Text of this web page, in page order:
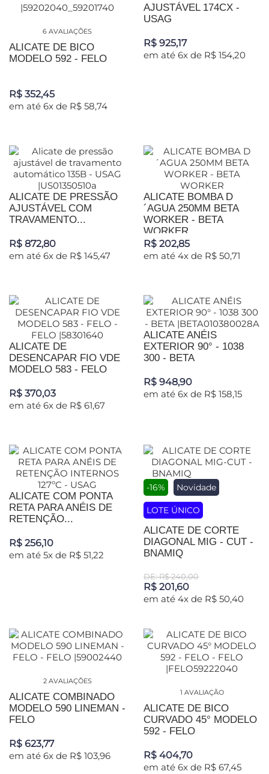
6 AVALIAÇÕES
ALICATE DE BICO
MODELO 592 - FELO
R$ 352,45
em até 6x de R$ 58,74
AJUSTÁVEL 174CX -
USAG
R$ 925,17
em até 6x de R$ 154,20
ALICATE DE PRESSÃO
AJUSTÁVEL COM
TRAVAMENTO...
R$ 872,80
em até 6x de R$ 145,47
ALICATE BOMBA D
´AGUA 250MM BETA
WORKER - BETA
WORKER
R$ 202,85
em até 4x de R$ 50,71
ALICATE DE
DESENCAPAR FIO VDE
MODELO 583 - FELO
R$ 370,03
em até 6x de R$ 61,67
ALICATE ANÉIS
EXTERIOR 90° - 1038
300 - BETA
R$ 948,90
em até 6x de R$ 158,15
ALICATE COM PONTA
RETA PARA ANÉIS DE
RETENÇÃO...
R$ 256,10
em até 5x de R$ 51,22
-16% Novidade
LOTE ÚNICO
ALICATE DE CORTE
DIAGONAL MIG - CUT -
BNAMIQ
DE: R$ 240,00
R$ 201,60
em até 4x de R$ 50,40
2 AVALIAÇÕES
ALICATE COMBINADO
MODELO 590 LINEMAN -
FELO
R$ 623,77
em até 6x de R$ 103,96
1 AVALIAÇÃO
ALICATE DE BICO
CURVADO 45° MODELO
592 - FELO
R$ 404,70
em até 6x de R$ 67,45